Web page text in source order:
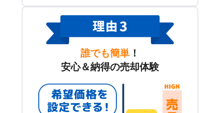
誰でも簡単 ！
安心＆納得の売却体験